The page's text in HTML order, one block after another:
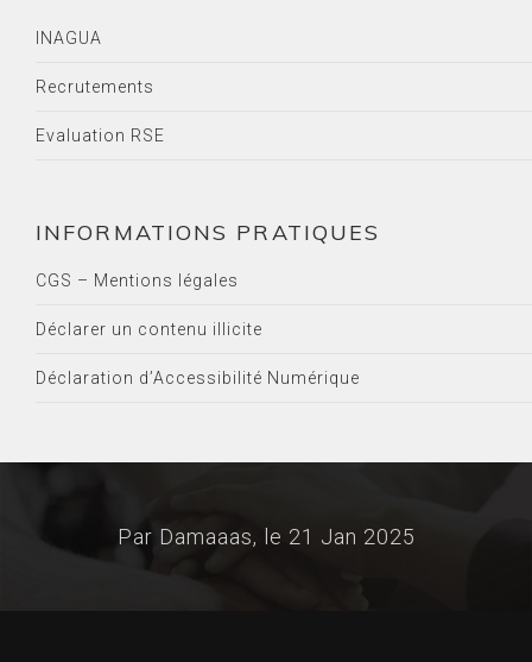
INAGUA
Recrutements
Evaluation RSE
INFORMATIONS PRATIQUES
CGS – Mentions légales
Déclarer un contenu illicite
Déclaration d’Accessibilité Numérique
Par Damaaas, le 21 Jan 2025